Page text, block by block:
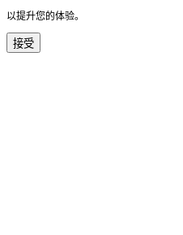
以提升您的体验。
接受